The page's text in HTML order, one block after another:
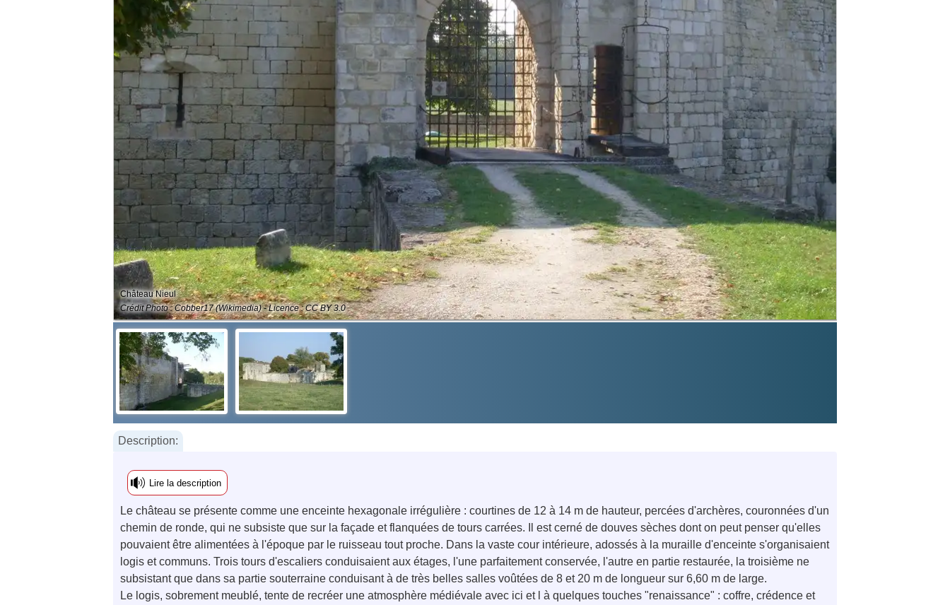
Château Nieul
Crédit Photo : Cobber17 (Wikimedia) - Licence : CC BY 3.0
Description:
Lire la description
Le château se présente comme une enceinte hexagonale irrégulière : courtines de 12 à 14 m de hauteur, percées d'archères, couronnées d'un
chemin de ronde, qui ne subsiste que sur la façade et flanquées de tours carrées. Il est cerné de douves sèches dont on peut penser qu'elles
pouvaient être alimentées à l'époque par le ruisseau tout proche. Dans la vaste cour intérieure, adossés à la muraille d'enceinte s'organisaient
logis et communs. Trois tours d'escaliers conduisaient aux étages, l'une parfaitement conservée, l'autre en partie restaurée, la troisième ne
subsistant que dans sa partie souterraine conduisant à de très belles salles voûtées de 8 et 20 m de longueur sur 6,60 m de large.
Le logis, sobrement meublé, tente de recréer une atmosphère médiévale avec ici et l à quelques touches "renaissance" : coffre, crédence et